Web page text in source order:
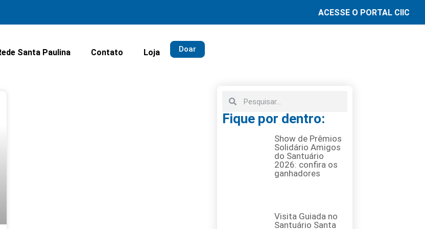
ACESSE O PORTAL CIIC
Santa Paulina Contato Loja Doar
Fique por dentro:
Show de Prêmios
Solidário Amigos
do Santuário
2026: confira os
ganhadores
Visita Guiada no
Santuário Santa